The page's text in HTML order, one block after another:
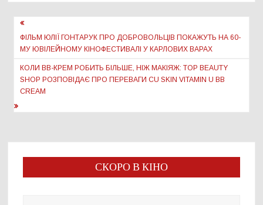
Навігація
записів
ФІЛЬМ ЮЛІЇ ГОНТАРУК ПРО ДОБРОВОЛЬЦІВ ПОКАЖУТЬ НА 60-
МУ ЮВІЛЕЙНОМУ КІНОФЕСТИВАЛІ У КАРЛОВИХ ВАРАХ
КОЛИ BB-КРЕМ РОБИТЬ БІЛЬШЕ, НІЖ МАКІЯЖ: TOP BEAUTY
SHOP РОЗПОВІДАЄ ПРО ПЕРЕВАГИ CU SKIN VITAMIN U BB
CREAM
СКОРО В КІНО